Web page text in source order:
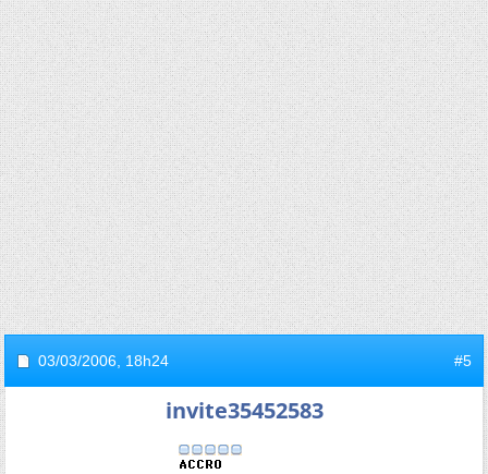
03/03/2006, 18h24 #5
invite35452583